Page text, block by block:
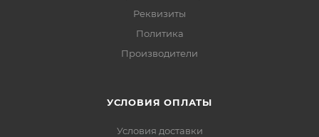
Реквизиты
Политика
Производители
УСЛОВИЯ ОПЛАТЫ
Условия доставки